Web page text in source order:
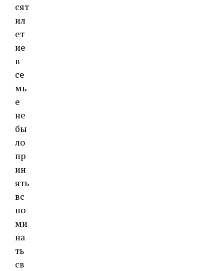
сят
ил
ет
ие
в
се
мь
е
не
бы
ло
пр
ин
ять
вс
по
ми
на
ть
св